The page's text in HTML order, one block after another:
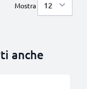
Mostra
anche